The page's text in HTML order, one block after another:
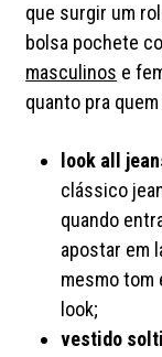
que surgir um
bolsa pochete
masculinos e
quanto pra
look all
clássico
quando
apostar em
mesmo tom
look;
vestido